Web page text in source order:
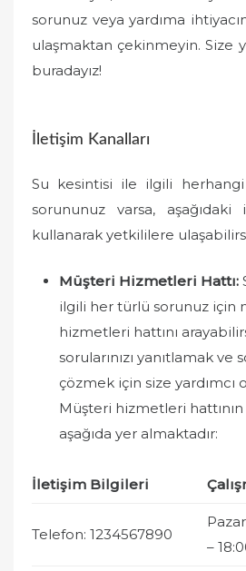
sorunuz veya yardıma
ulaşmaktan çekinmeyin. Size
buradayız!
İletişim Kanalları
Su kesintisi ile ilgili
sorununuz varsa, aşağıdaki
kullanarak yetkililere
Müşteri Hizmetleri Hattı:
ilgili her türlü sorunuz için
hizmetleri hattını
sorularınızı yanıtlamak ve
çözmek için size yardımcı
Müşteri hizmetleri
aşağıda yer almaktadır:
İletişim Bilgileri
Telefon: 1234567890
–